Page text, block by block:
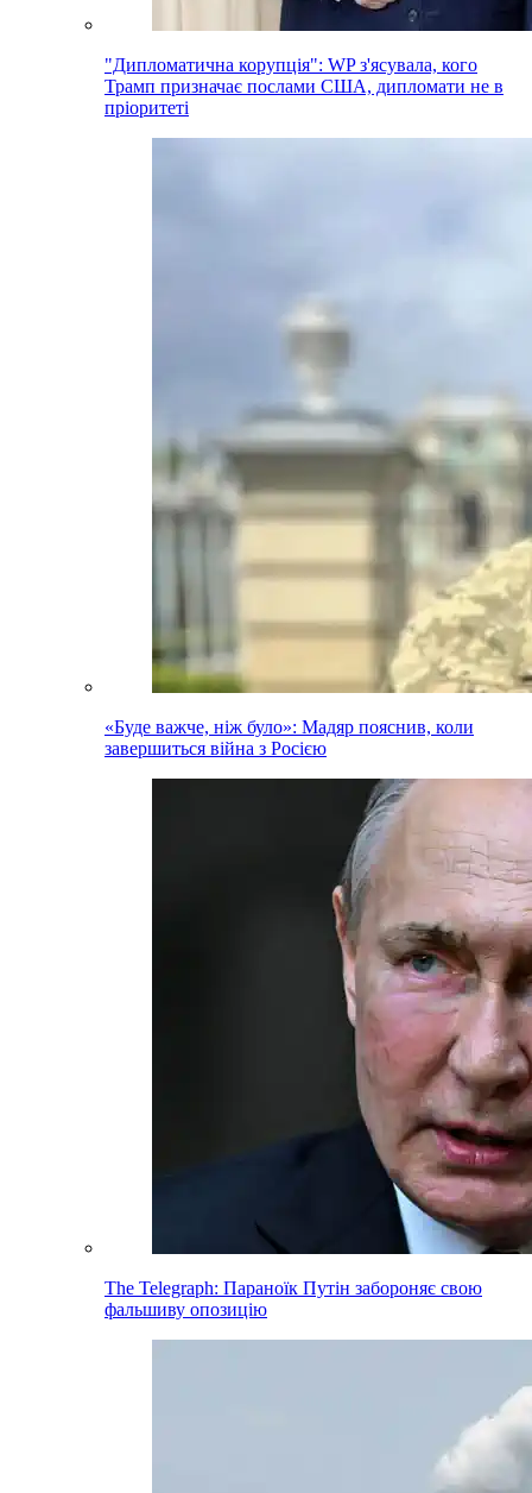
"Дипломатична корупція": WP з'ясувала, кого
Трамп призначає послами США, дипломати не в
пріоритеті
«Буде важче, ніж було»: Мадяр пояснив, коли
завершиться війна з Росією
The Telegraph: Параноїк Путін забороняє свою
фальшиву опозицію